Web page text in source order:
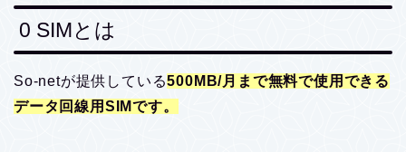
0 SIMとは
So-netが提供している500MB/月まで無料で使用できる
データ回線用SIMです。